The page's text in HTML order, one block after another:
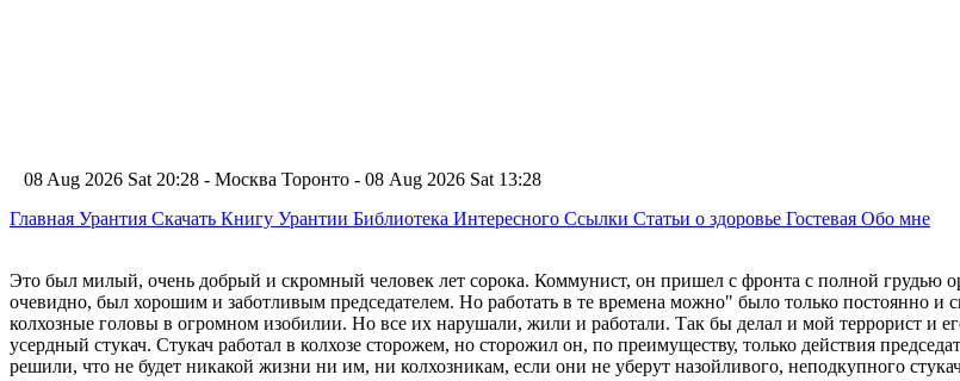
08 Aug 2026 Sat 20:28 - Москва Торонто - 08 Aug 2026 Sat 13:28
Главная Урантия Скачать Книгу Урантии Библиотека Интересного Ссылки Статьи о здоровье Гостевая Обо мне
Это был милый, очень добрый и скромный человек лет сорока. Коммунист, он пришел с фронта с полной грудью
очевидно, был хорошим и заботливым председателем. Но работать в те времена можно" было только постоянно и
колхозные головы в огромном изобилии. Но все их нарушали, жили и работали. Так бы делал и мой террорист и
усердный стукач. Стукач работал в колхозе сторожем, но сторожил он, по преимуществу, только действия
решили, что не будет никакой жизни ни им, ни колхозникам, если они не уберут назойливого, неподкупного